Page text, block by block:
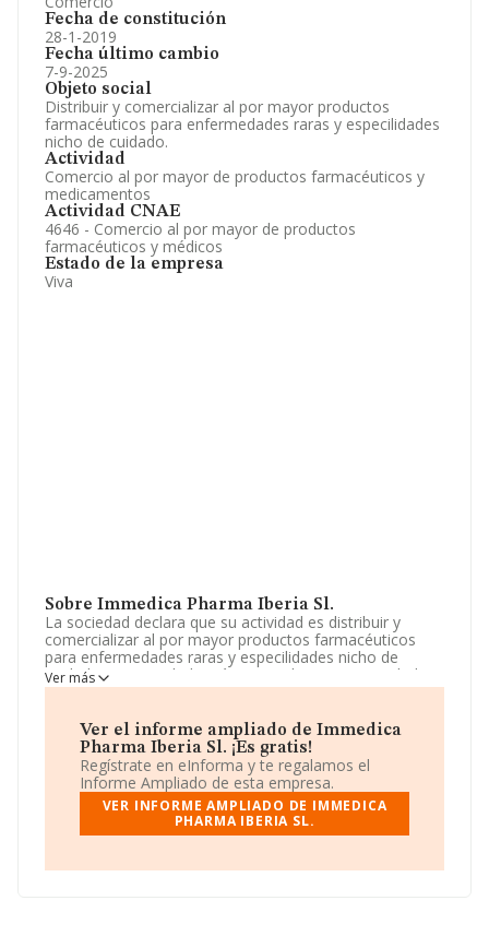
Fecha de constitución
28-1-2019
Fecha último cambio
7-9-2025
Objeto social
Distribuir y comercializar al por mayor productos
farmacéuticos para enfermedades raras y especilidades
nicho de cuidado.
Actividad
Comercio al por mayor de productos farmacéuticos y
medicamentos
Actividad CNAE
4646 - Comercio al por mayor de productos
farmacéuticos y médicos
Estado de la empresa
Viva
Sobre Immedica Pharma Iberia Sl.
La sociedad declara que su actividad es distribuir y
comercializar al por mayor productos farmacéuticos
para enfermedades raras y especilidades nicho de
cuidado. La sociedad está registrada como Sociedad
Limitada. Clasifica su actividad CNAE como 'Comercio al
La sociedad no tiene actividad en mercados exteriores.
El número de empleados ha crecido un 167% y según
los datos a disposición de INFORMA, ha tenido un
número de empleados por debajo de la media de
INFORMA, atendiendo a los niveles de facturación de la
Ver más
Ver el informe ampliado de Immedica
Pharma Iberia Sl. ¡Es gratis!
Regístrate en eInforma y te regalamos el
Informe Ampliado de esta empresa.
VER INFORME AMPLIADO DE IMMEDICA
PHARMA IBERIA SL.